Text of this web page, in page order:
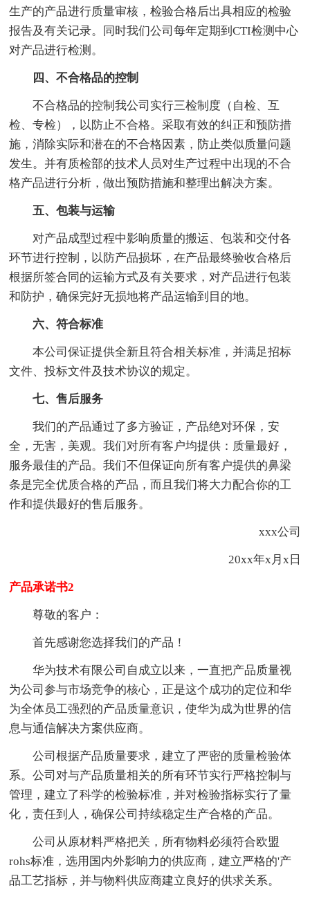
生产的产品进行质量审核，检验合格后出具相应的检验
报告及有关记录。同时我们公司每年定期到CTI检测中心
对产品进行检测。
四、不合格品的控制
不合格品的控制我公司实行三检制度（自检、互
检、专检），以防止不合格。采取有效的纠正和预防措
施，消除实际和潜在的不合格因素，防止类似质量问题
发生。并有质检部的技术人员对生产过程中出现的不合
格产品进行分析，做出预防措施和整理出解决方案。
五、包装与运输
对产品成型过程中影响质量的搬运、包装和交付各
环节进行控制，以防产品损坏，在产品最终验收合格后
根据所签合同的运输方式及有关要求，对产品进行包装
和防护，确保完好无损地将产品运输到目的地。
六、符合标准
本公司保证提供全新且符合相关标准，并满足招标
文件、投标文件及技术协议的规定。
七、售后服务
我们的产品通过了多方验证，产品绝对环保，安
全，无害，美观。我们对所有客户均提供：质量最好，
服务最佳的产品。我们不但保证向所有客户提供的鼻梁
条是完全优质合格的产品，而且我们将大力配合你的工
作和提供最好的售后服务。
xxx公司
20xx年x月x日
产品承诺书2
尊敬的客户：
首先感谢您选择我们的产品！
华为技术有限公司自成立以来，一直把产品质量视
为公司参与市场竞争的核心，正是这个成功的定位和华
为全体员工强烈的产品质量意识，使华为成为世界的信
息与通信解决方案供应商。
公司根据产品质量要求，建立了严密的质量检验体
系。公司对与产品质量相关的所有环节实行严格控制与
管理，建立了科学的检验标准，并对检验指标实行了量
化，责任到人，确保公司持续稳定生产合格的产品。
公司从原材料严格把关，所有物料必须符合欧盟
rohs标准，选用国内外影响力的供应商，建立严格的'产
品工艺指标，并与物料供应商建立良好的供求关系。